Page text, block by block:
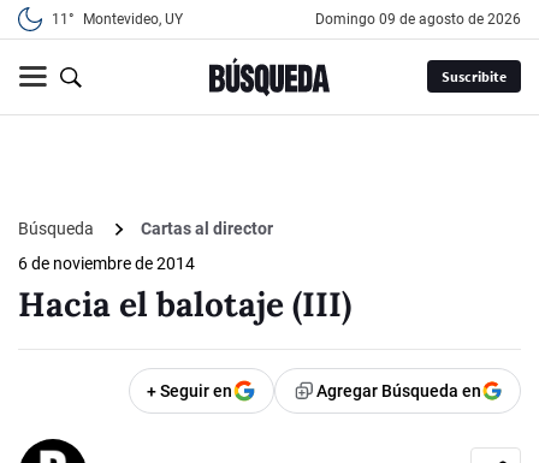
11° Montevideo, UY domingo 09 de agosto de 2026
Suscribite
Búsqueda
Cartas al director
6 de noviembre de 2014
Hacia el balotaje (III)
+ Seguir en Agregar Búsqueda en